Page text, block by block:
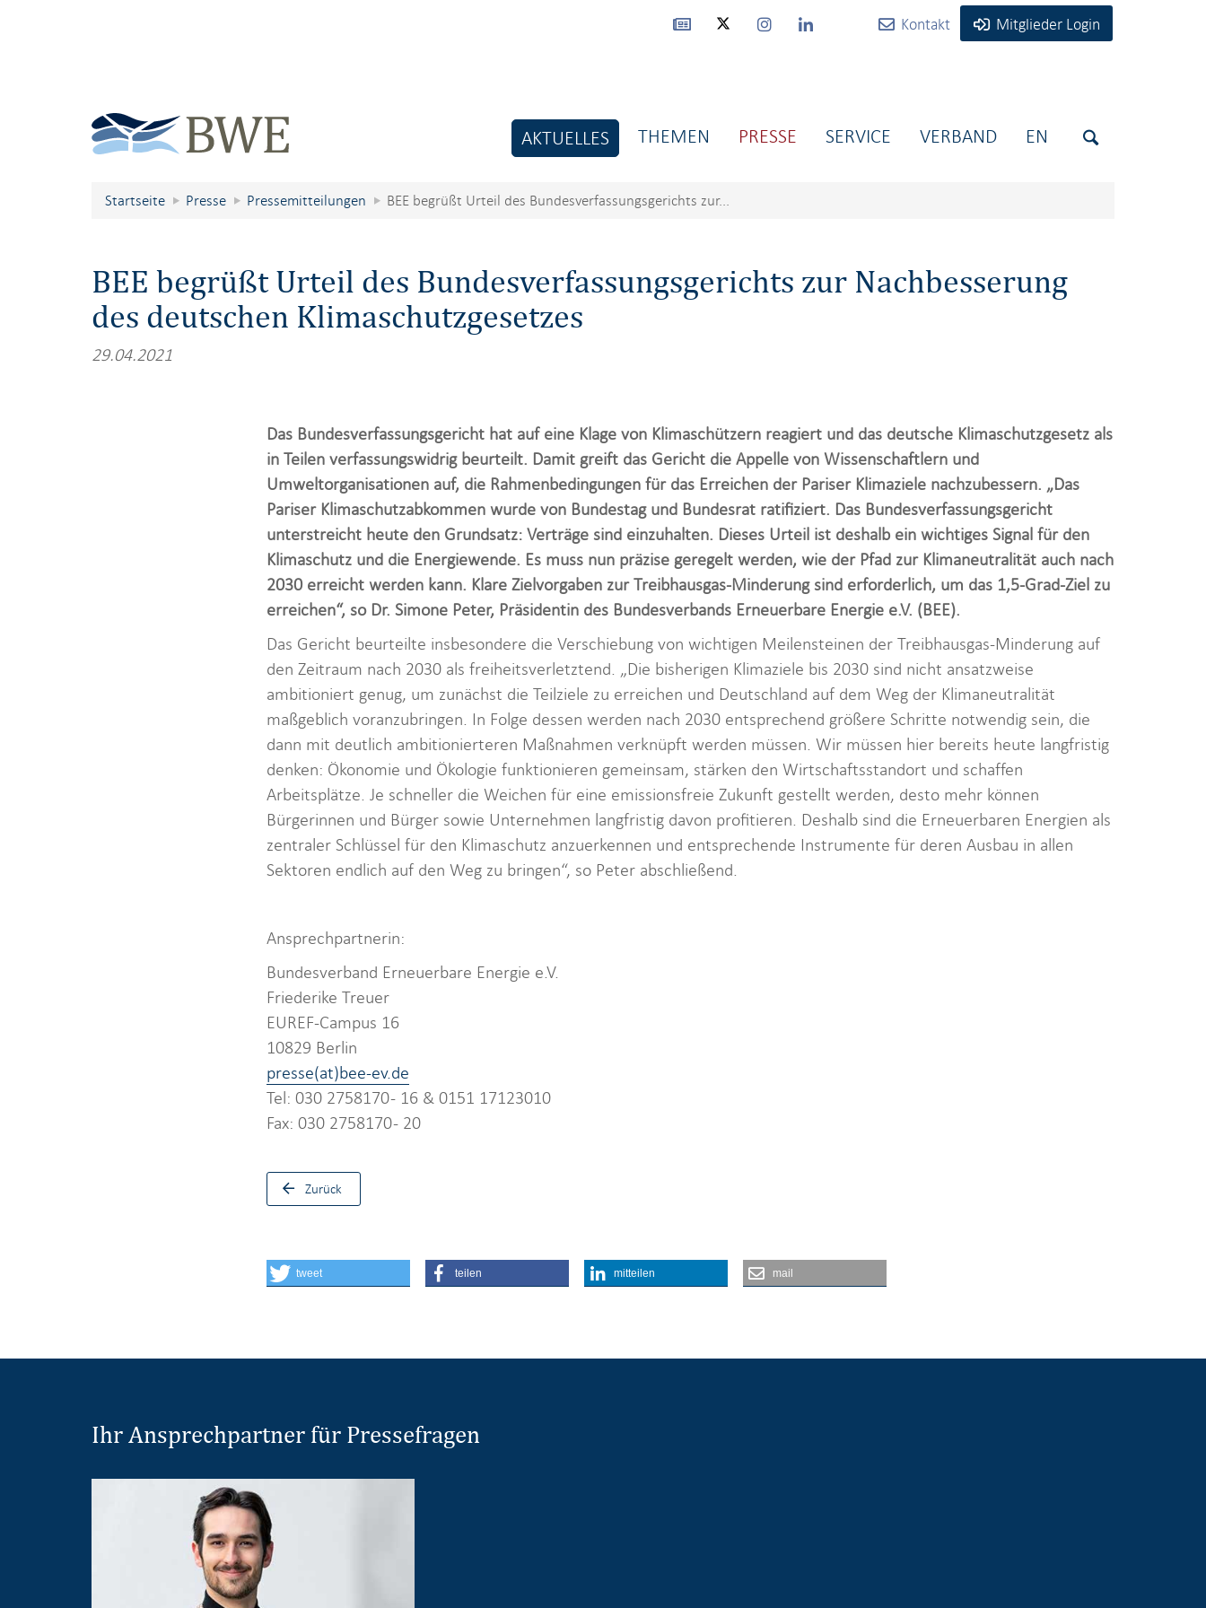
Kontakt Mitglieder Login
AKTUELLES THEMEN PRESSE SERVICE VERBAND EN
Startseite Presse Pressemitteilungen BEE begrüßt Urteil des Bundesverfassungsgerichts zur...
BEE begrüßt Urteil des Bundesverfassungsgerichts zur Nachbesserung
des deutschen Klimaschutzgesetzes
29.04.2021
Das Bundesverfassungsgericht hat auf eine Klage von Klimaschützern reagiert und das deutsche Klimaschutzgesetz als
in Teilen verfassungswidrig beurteilt. Damit greift das Gericht die Appelle von Wissenschaftlern und
Umweltorganisationen auf, die Rahmenbedingungen für das Erreichen der Pariser Klimaziele nachzubessern. „Das
Pariser Klimaschutzabkommen wurde von Bundestag und Bundesrat ratifiziert. Das Bundesverfassungsgericht
unterstreicht heute den Grundsatz: Verträge sind einzuhalten. Dieses Urteil ist deshalb ein wichtiges Signal für den
Klimaschutz und die Energiewende. Es muss nun präzise geregelt werden, wie der Pfad zur Klimaneutralität auch nach
2030 erreicht werden kann. Klare Zielvorgaben zur Treibhausgas-Minderung sind erforderlich, um das 1,5-Grad-Ziel zu
erreichen“, so Dr. Simone Peter, Präsidentin des Bundesverbands Erneuerbare Energie e.V. (BEE).
Das Gericht beurteilte insbesondere die Verschiebung von wichtigen Meilensteinen der Treibhausgas-Minderung auf
den Zeitraum nach 2030 als freiheitsverletztend. „Die bisherigen Klimaziele bis 2030 sind nicht ansatzweise
ambitioniert genug, um zunächst die Teilziele zu erreichen und Deutschland auf dem Weg der Klimaneutralität
maßgeblich voranzubringen. In Folge dessen werden nach 2030 entsprechend größere Schritte notwendig sein, die
dann mit deutlich ambitionierteren Maßnahmen verknüpft werden müssen. Wir müssen hier bereits heute langfristig
denken: Ökonomie und Ökologie funktionieren gemeinsam, stärken den Wirtschaftsstandort und schaffen
Arbeitsplätze. Je schneller die Weichen für eine emissionsfreie Zukunft gestellt werden, desto mehr können
Bürgerinnen und Bürger sowie Unternehmen langfristig davon profitieren. Deshalb sind die Erneuerbaren Energien als
zentraler Schlüssel für den Klimaschutz anzuerkennen und entsprechende Instrumente für deren Ausbau in allen
Sektoren endlich auf den Weg zu bringen“, so Peter abschließend.
Ansprechpartnerin:
Bundesverband Erneuerbare Energie e.V.
Friederike Treuer
EUREF-Campus 16
10829 Berlin
presse(at)bee-ev.de
Tel: 030 2758170 - 16 & 0151 17123010
Fax: 030 2758170 - 20
Zurück
tweet teilen mitteilen mail
Ihr Ansprechpartner für Pressefragen